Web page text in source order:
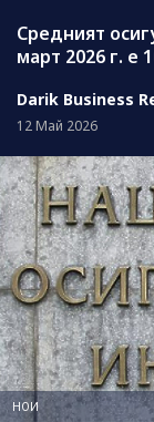
Средният
март 2026 г. е
Darik Business
12 Май 2026
НОИ